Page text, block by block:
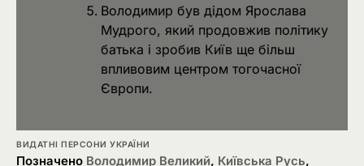
Володимир був дідом Ярослава
Мудрого, який продовжив політику
батька і зробив Київ ще більш
впливовим центром тогочасної
Європи.
ВИДАТНІ ПЕРСОНИ УКРАЇНИ
Позначено Володимир Великий, Київська Русь,